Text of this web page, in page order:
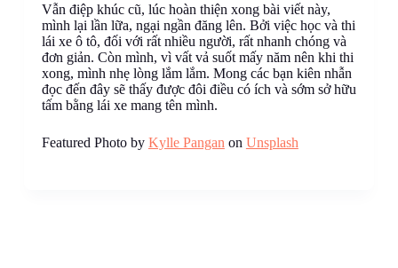
Vẫn điệp khúc cũ, lúc hoàn thiện xong bài viết này,
mình lại lần lữa, ngại ngần đăng lên. Bởi việc học và thi
lái xe ô tô, đối với rất nhiều người, rất nhanh chóng và
đơn giản. Còn mình, vì vất vả suốt mấy năm nên khi thi
xong, mình nhẹ lòng lắm lắm. Mong các bạn kiên nhẫn
đọc đến đây sẽ thấy được đôi điều có ích và sớm sở hữu
tấm bằng lái xe mang tên mình.
Featured Photo by Kylle Pangan on Unsplash